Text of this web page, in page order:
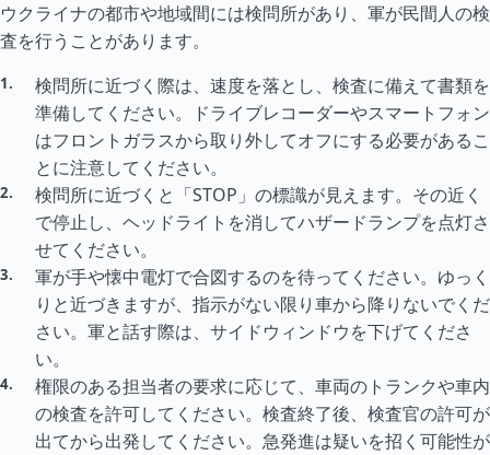
ウクライナの都市や地域間には検問所があり、軍が民間人の検
査を行うことがあります。
検問所に近づく際は、速度を落とし、検査に備えて書類を
準備してください。ドライブレコーダーやスマートフォン
はフロントガラスから取り外してオフにする必要があるこ
とに注意してください。
検問所に近づくと「STOP」の標識が見えます。その近く
で停止し、ヘッドライトを消してハザードランプを点灯さ
せてください。
軍が手や懐中電灯で合図するのを待ってください。ゆっく
りと近づきますが、指示がない限り車から降りないでくだ
さい。軍と話す際は、サイドウィンドウを下げてくださ
い。
権限のある担当者の要求に応じて、車両のトランクや車内
の検査を許可してください。検査終了後、検査官の許可が
出てから出発してください。急発進は疑いを招く可能性が